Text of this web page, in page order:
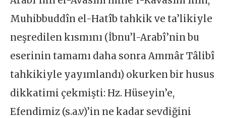
Muhibbuddîn el-Hatîb tahkik ve ta’likiyle
neşredilen kısmını (İbnu’l-Arabî’nin bu
eserinin tamamı daha sonra Ammâr Tâlibî
tahkikiyle yayımlandı) okurken bir husus
dikkatimi çekmişti: Hz. Hüseyin’e,
Efendimiz (s.a.v)’in ne kadar sevdiğini